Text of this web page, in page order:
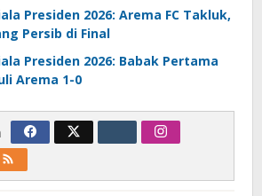
Presiden 2026: Arema FC Takluk,
Persib di Final
Presiden 2026: Babak Pertama
Arema 1-0